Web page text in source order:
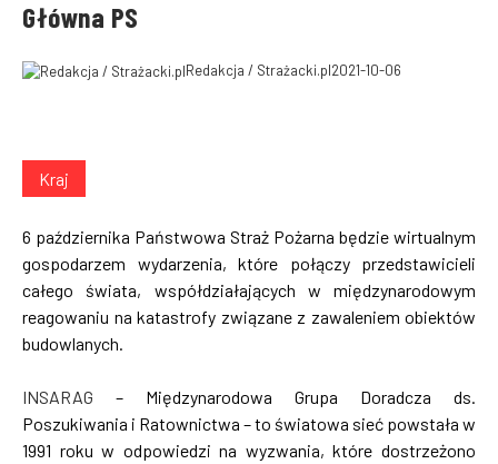
Główna PS
Redakcja / Strażacki.pl2021-10-06
Kraj
6 października Państwowa Straż Pożarna będzie wirtualnym
gospodarzem wydarzenia, które połączy przedstawicieli
całego świata, współdziałających w międzynarodowym
reagowaniu na katastrofy związane z zawaleniem obiektów
budowlanych.
INSARAG – Międzynarodowa Grupa Doradcza ds.
Poszukiwania i Ratownictwa – to światowa sieć powstała w
1991 roku w odpowiedzi na wyzwania, które dostrzeżono